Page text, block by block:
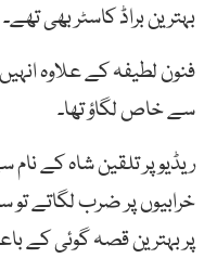
بہترین براڈ کاسٹر بھی تھے۔
فنون لطیفہ کے علاوہ
سے خاص لگاؤ تھا۔
ریڈیو پر تلقین شاہ کے
خرابیوں پر ضرب لگاتے
پر بہترین قصہ گوئی کے